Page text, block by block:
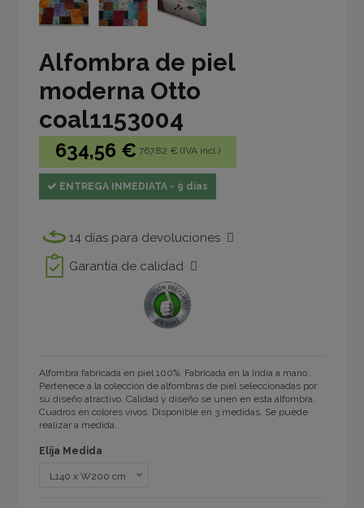
Alfombra de piel
moderna Otto
coal1153004
634,56 € 767.82 € (IVA incl.)
ENTREGA INMEDIATA - 9 días
14 días para devoluciones
Garantía de calidad
Alfombra fabricada en piel 100%. Fabricada en la India a mano.
Pertenece a la colección de alfombras de piel seleccionadas por
su diseño atractivo. Calidad y diseño se unen en esta alfombra.
Cuadros en colores vivos. Disponible en 3 medidas. Se puede
realizar a medida.
Elija Medida